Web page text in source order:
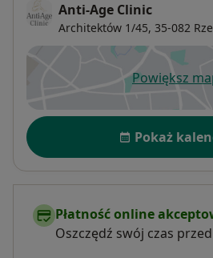
Anti-Age Clinic
Architektów 1/45, 35-082
Powiększ
Dostępność
Pokaż
Płatność online
Oszczędź swój czas